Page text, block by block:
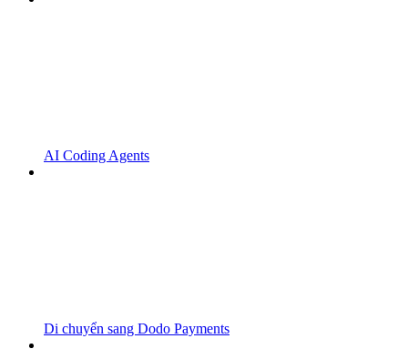
AI Coding Agents
Di chuyển sang Dodo Payments